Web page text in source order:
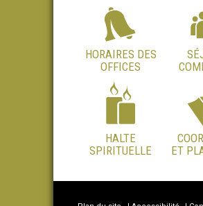
HORAIRES DES
OFFICES
HALTE
SPIRITUELLE
ET